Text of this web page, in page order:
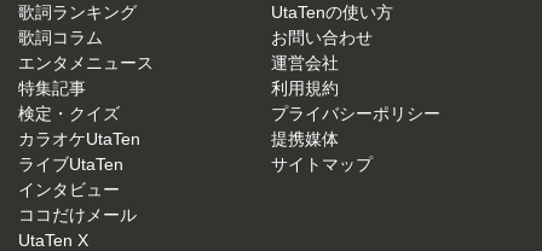
歌詞ランキング
歌詞コラム
エンタメニュース
特集記事
検定・クイズ
カラオケUtaTen
ライブUtaTen
インタビュー
ココだけメール
UtaTen X
UtaTenの使い方
お問い合わせ
運営会社
利用規約
プライバシーポリシー
提携媒体
サイトマップ